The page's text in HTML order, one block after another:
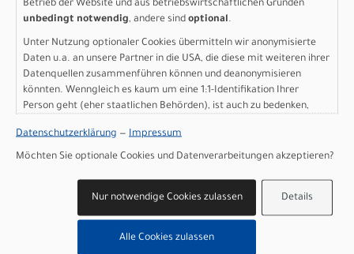
Art.Nr. 4256888339002
Größe: XXS
Farbe: plum grey
pro Stück (inkl. MwSt. zzgl.Versandkosten für
Grossartikel )
1.799,00 EUR
IN DEN WARENKORB
Scott Speedster Gravel
Team - plum grey - XS
Betrieb der Website und aus betriebswirtschaftlichen Gründen
unbedingt notwendig, andere sind optional.
Unter Nutzung optionaler Cookies übermitteln wir anonymisierte
Daten u.a. an unsere Partner in die USA, die diese mit weiteren ihrer
Datenquellen zusammenführen können und deanonymisieren
könnten. Wenngleich es kaum um eine 1:1-Identifikation Ihrer
Person geht (eher staatlichen Behörden), ist auch zu bedenken,
sind wie bei uns in der Europäischen Union.
Datenschutzerklärung — Impressum
Möchten Sie optionale Cookies und Datenverarbeitungen akzeptieren?
Details
Nur notwendige Cookies zulassen
Alle Cookies zulassen